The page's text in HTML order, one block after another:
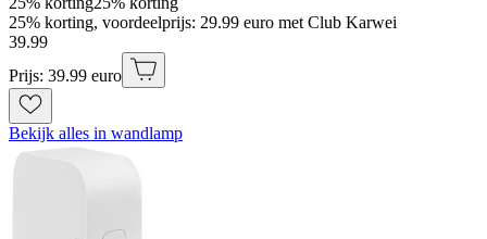
25% korting, voordeelprijs: 29.99 euro met Club Karwei
39.99
Prijs: 39.99 euro
Bekijk alles in wandlamp